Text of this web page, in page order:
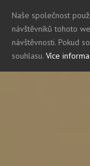
Naše společnost
návštěvníků tohoto
návštěvnosti. Pokud
souhlasu. Více